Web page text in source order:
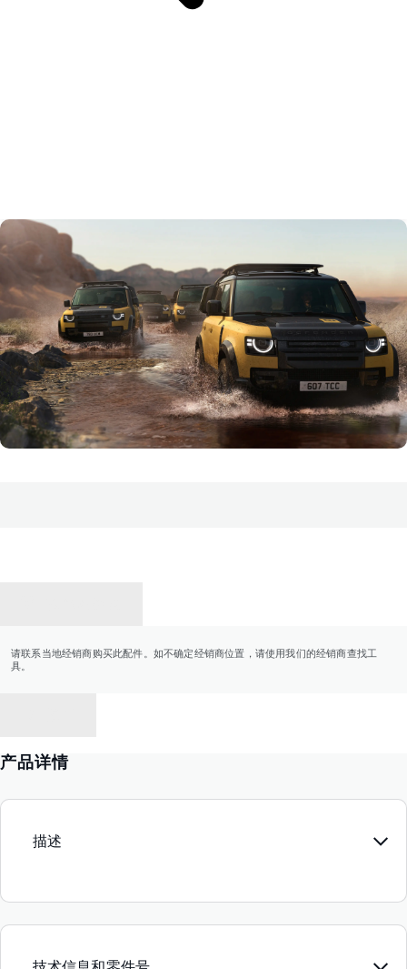
请联系当地经销商购买此配件。如不确定经销商位置，请使用我们的经销商查找工
具。
产品详情
描述
技术信息和零件号